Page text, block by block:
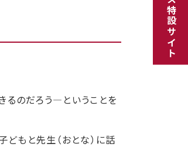
るのだろう―ということを
もと先生（おとな）に話